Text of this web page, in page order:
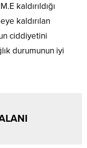
kaldırıldığı
kaldırılan
ciddiyetini
durumunun iyi